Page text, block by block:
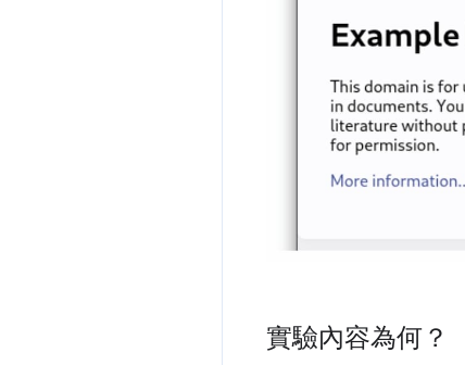
實驗內容為何？